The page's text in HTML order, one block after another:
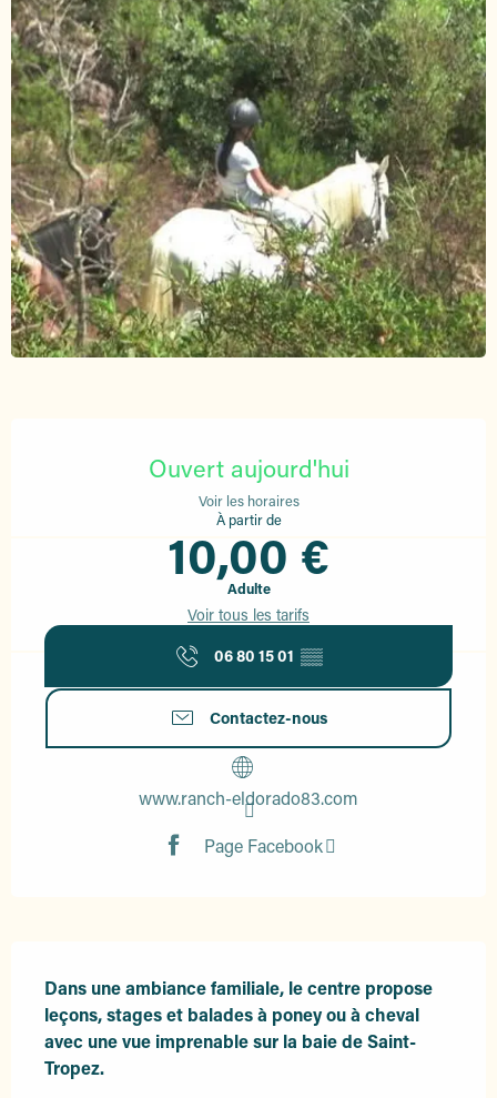
Ouvert aujourd'hui
Voir les horaires
À partir de
10,00 €
Adulte
Voir tous les tarifs
06 80 15 01 ▒▒
Contactez-nous
www.ranch-eldorado83.com
Page Facebook
Dans une ambiance familiale, le centre propose
leçons, stages et balades à poney ou à cheval
avec une vue imprenable sur la baie de Saint-
Tropez.